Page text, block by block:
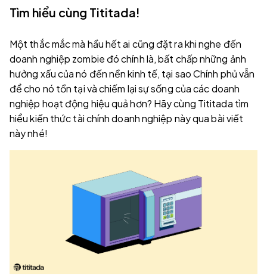
Tìm hiểu cùng Tititada!
Một thắc mắc mà hầu hết ai cũng đặt ra khi nghe đến
doanh nghiệp zombie đó chính là, bất chấp những ảnh
hưởng xấu của nó đến nền kinh tế, tại sao Chính phủ vẫn
để cho nó tồn tại và chiếm lại sự sống của các doanh
nghiệp hoạt động hiệu quả hơn? Hãy cùng Tititada tìm
hiểu kiến thức tài chính doanh nghiệp này qua bài viết
này nhé!